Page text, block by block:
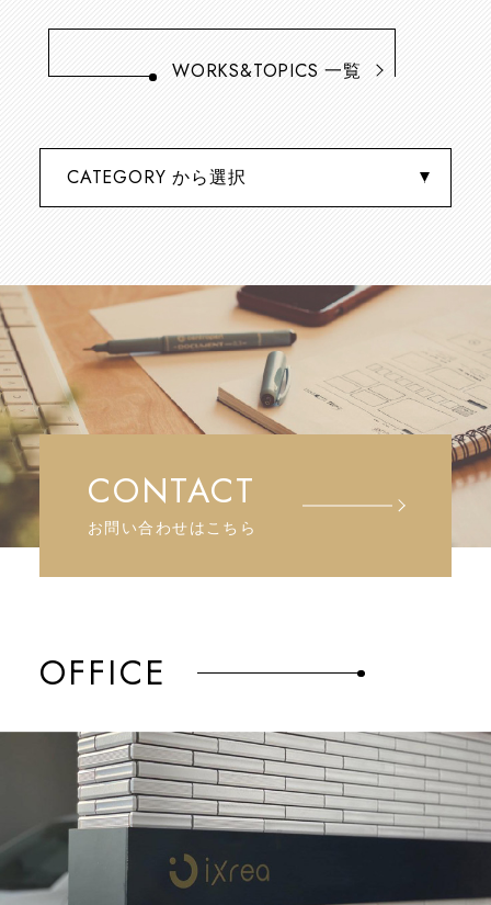
WORKS&TOPICS一覧
CONTACT
お問い合わせはこちら
OFFICE